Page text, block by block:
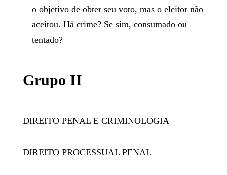
o objetivo de obter seu voto, mas o eleitor não
aceitou. Há crime? Se sim, consumado ou
tentado?
​Grupo II
DIREITO PENAL E CRIMINOLOGIA
DIREITO PROCESSUAL PENAL